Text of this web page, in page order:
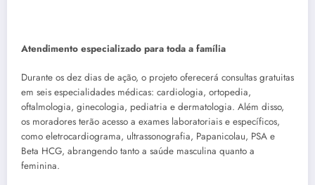
Atendimento especializado para toda a família
Durante os dez dias de ação, o projeto oferecerá consultas gratuitas
em seis especialidades médicas: cardiologia, ortopedia,
oftalmologia, ginecologia, pediatria e dermatologia. Além disso,
os moradores terão acesso a exames laboratoriais e específicos,
como eletrocardiograma, ultrassonografia, Papanicolau, PSA e
Beta HCG, abrangendo tanto a saúde masculina quanto a
feminina.